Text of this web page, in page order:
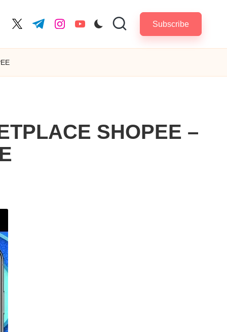
twitter.com
t.me instagram.com
youtube.com Subscribe
SHOPEE –